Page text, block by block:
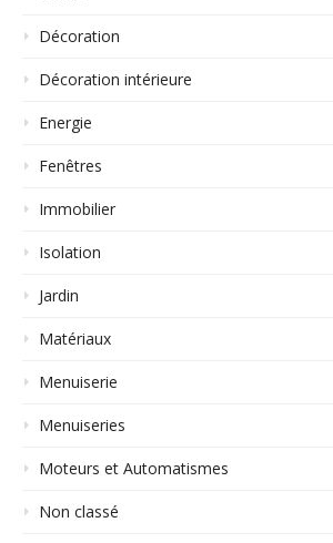
Décoration
Décoration intérieure
Energie
Fenêtres
Immobilier
Isolation
Jardin
Matériaux
Menuiserie
Menuiseries
Moteurs et Automatismes
Non classé